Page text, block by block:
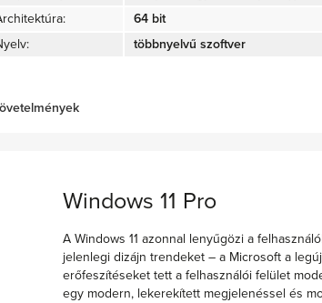
64 bit
többnyelvű szoftver
Windows 11 Pro
A Windows 11 azonnal lenyűgözi a
jelenlegi dizájn trendeket – a Microsoft a
erőfeszítéseket tett a felhasználói felület
egy modern, lekerekített megjelenéssel és